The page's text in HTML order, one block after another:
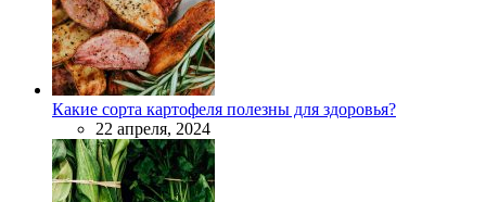
Какие сорта картофеля полезны для здоровья?
22 апреля, 2024